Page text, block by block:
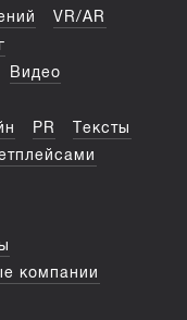
VR/AR
Видео
PR
Тексты
компании